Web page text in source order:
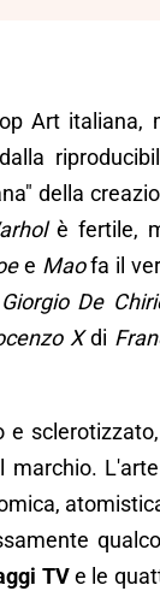
Art italiana,
della
è fertile,
e Maofa il
Giorgio De
Xdi
e
marchio.
TVe le